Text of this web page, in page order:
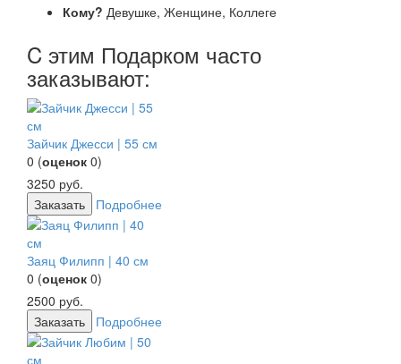
Кому? Девушке, Женщине, Коллеге
C этим Подарком часто
заказывают:
Зайчик Джесси | 55 см
0 (оценок 0)
3250 руб.
Заказать
Подробнее
Заяц Филипп | 40 см
0 (оценок 0)
2500 руб.
Заказать
Подробнее